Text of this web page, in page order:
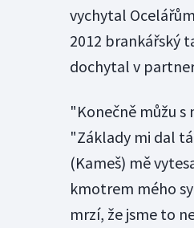
vychytal
2012 brankářský
dochytal v
"Konečně můžu
"Základy mi dal
(Kameš) mě
kmotrem mého
mrzí, že jsme to